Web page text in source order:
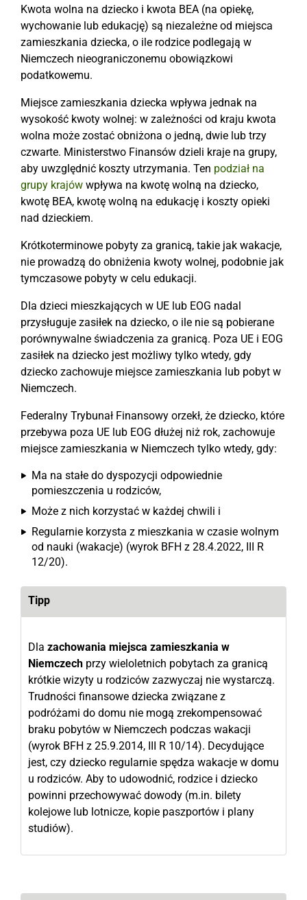
Kwota wolna na dziecko i kwota BEA (na opiekę,
wychowanie lub edukację) są niezależne od miejsca
zamieszkania dziecka, o ile rodzice podlegają w
Niemczech nieograniczonemu obowiązkowi
podatkowemu.
Miejsce zamieszkania dziecka wpływa jednak na
wysokość kwoty wolnej: w zależności od kraju kwota
wolna może zostać obniżona o jedną, dwie lub trzy
czwarte. Ministerstwo Finansów dzieli kraje na grupy,
aby uwzględnić koszty utrzymania. Ten podział na
grupy krajów wpływa na kwotę wolną na dziecko,
kwotę BEA, kwotę wolną na edukację i koszty opieki
nad dzieckiem.
Krótkoterminowe pobyty za granicą, takie jak wakacje,
nie prowadzą do obniżenia kwoty wolnej, podobnie jak
tymczasowe pobyty w celu edukacji.
Dla dzieci mieszkających w UE lub EOG nadal
przysługuje zasiłek na dziecko, o ile nie są pobierane
porównywalne świadczenia za granicą. Poza UE i EOG
zasiłek na dziecko jest możliwy tylko wtedy, gdy
dziecko zachowuje miejsce zamieszkania lub pobyt w
Niemczech.
Federalny Trybunał Finansowy orzekł, że dziecko, które
przebywa poza UE lub EOG dłużej niż rok, zachowuje
miejsce zamieszkania w Niemczech tylko wtedy, gdy:
Ma na stałe do dyspozycji odpowiednie
pomieszczenia u rodziców,
Może z nich korzystać w każdej chwili i
Regularnie korzysta z mieszkania w czasie wolnym
od nauki (wakacje) (wyrok BFH z 28.4.2022, III R
12/20).
Tipp
Dla zachowania miejsca zamieszkania w
Niemczech przy wieloletnich pobytach za granicą
krótkie wizyty u rodziców zazwyczaj nie wystarczą.
Trudności finansowe dziecka związane z
podróżami do domu nie mogą zrekompensować
braku pobytów w Niemczech podczas wakacji
(wyrok BFH z 25.9.2014, III R 10/14). Decydujące
jest, czy dziecko regularnie spędza wakacje w domu
u rodziców. Aby to udowodnić, rodzice i dziecko
powinni przechowywać dowody (m.in. bilety
kolejowe lub lotnicze, kopie paszportów i plany
studiów).